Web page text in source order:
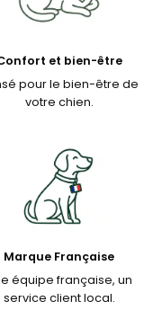
et bien-être
pour le bien-être de
votre chien.
Marque Française
équipe française, un
service client local.